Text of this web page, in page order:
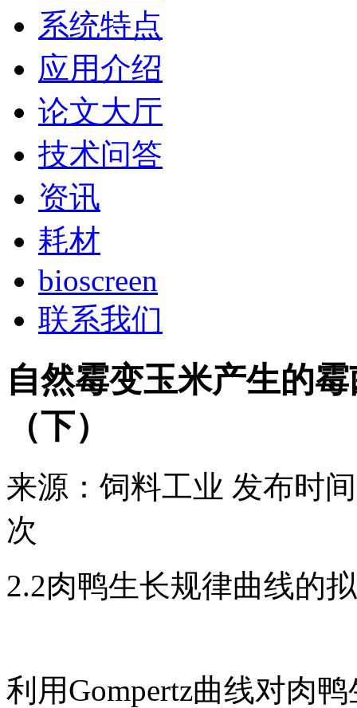
系统特点
应用介绍
论文大厅
技术问答
资讯
耗材
bioscreen
联系我们
自然霉变玉米产生的
（下）
来源： 饲料工业 发布时
次
2.2肉鸭生长规律曲线的
利用Gompertz曲线对肉